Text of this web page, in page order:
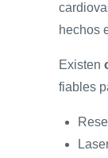
hechos
Existen
fiables